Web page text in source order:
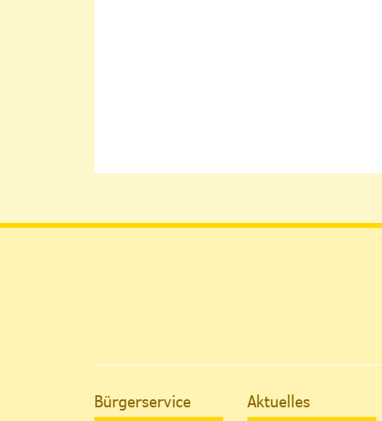
Bürgerservice Aktuelles